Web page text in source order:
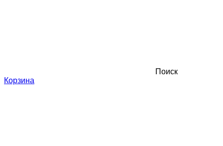
Поиск
Корзина